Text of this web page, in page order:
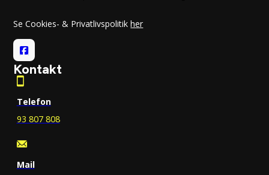
Se Cookies- & Privatlivspolitikher
Kontakt
Telefon
93 807 808
Mail